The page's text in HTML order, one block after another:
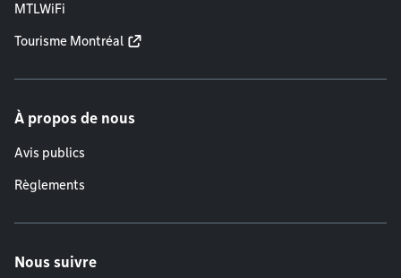
MTLWiFi
Tourisme Montréal
À propos de nous
Avis publics
Règlements
Nous suivre